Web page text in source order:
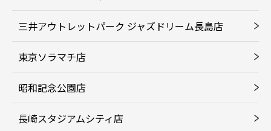
三井アウトレットパーク ジャズドリーム長島店
東京ソラマチ店
昭和記念公園店
長崎スタジアムシティ店